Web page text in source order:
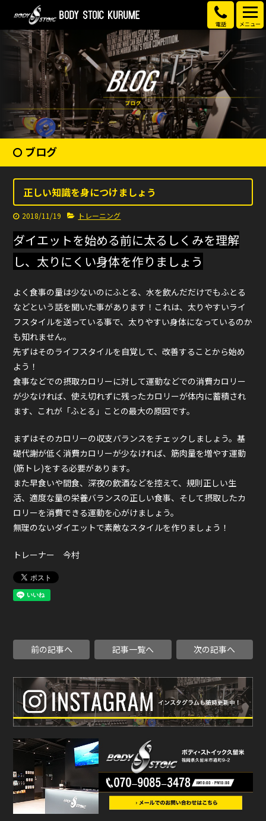
電話 メニュー
ブログ
正しい知識を身につけましょう
2018/11/19 トレーニング
ダイエットを始める前に太るしくみを理解
し、太りにくい身体を作りましょう
よく食事の量は少ないのにふとる、水を飲んだだけでもふとる
などという話を聞いた事があります！これは、太りやすいライ
フスタイルを送っている事で、太りやすい身体になっているのか
も知れません。
先ずはそのライフスタイルを自覚して、改善することから始め
よう！
食事などでの摂取カロリーに対して運動などでの消費カロリー
が少なければ、使え切れずに残ったカロリーが体内に蓄積され
ます、これが「ふとる」ことの最大の原因です。
まずはそのカロリーの収支バランスをチェックしましょう。基
礎代謝が低く消費カロリーが少なければ、筋肉量を増やす運動
(筋トレ)をする必要があります。
また早食いや間食、深夜の飲酒などを控えて、規則正しい生
活、適度な量の栄養バランスの正しい食事、そして摂取したカ
ロリーを消費できる運動を心がけましょう。
無理のないダイエットで素敵なスタイルを作りましょう！
トレーナー 今村
前の記事へ 記事一覧へ 次の記事へ